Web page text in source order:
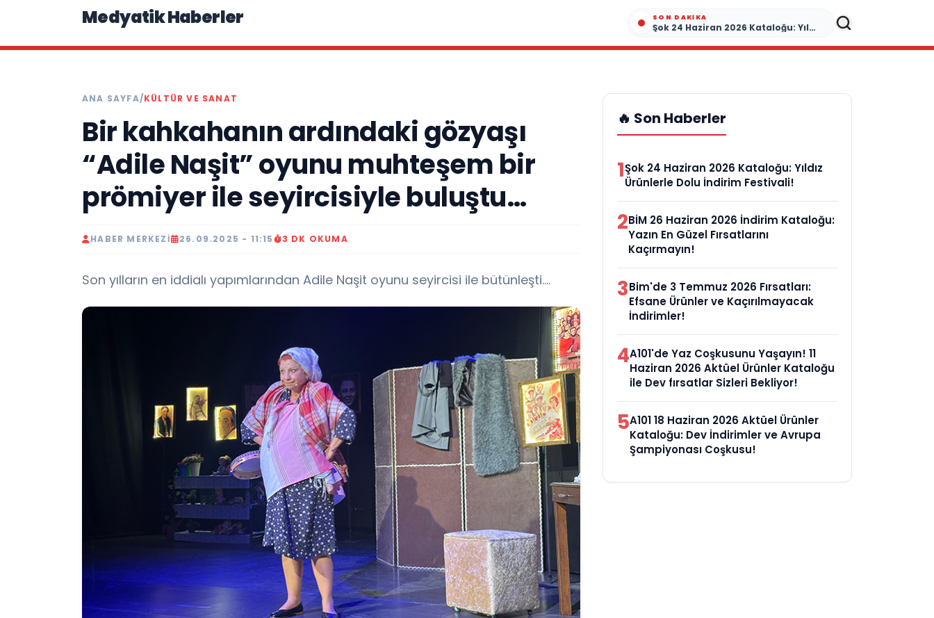
Medyatik Haberler SON DAKIKA
Şok 24 Haziran 2026 Kataloğu: Yıldız Ürünlerle Dolu İndirim Festivali!
ANA SAYFA/KÜLTÜR VE SANAT
Bir kahkahanın ardındaki gözyaşı
“Adile Naşit” oyunu muhteşem bir
prömiyer ile seyircisiyle buluştu…
HABER MERKEZI 26.09.2025 - 11:15 3 DK OKUMA
Son yılların en iddialı yapımlarından Adile Naşit oyunu seyircisi ile bütünleşti....
🔥 Son Haberler
1Şok 24 Haziran 2026 Kataloğu: Yıldız
Ürünlerle Dolu İndirim Festivali!
2BİM 26 Haziran 2026 İndirim Kataloğu:
Yazın En Güzel Fırsatlarını
Kaçırmayın!
3Bim'de 3 Temmuz 2026 Fırsatları:
Efsane Ürünler ve Kaçırılmayacak
İndirimler!
4A101'de Yaz Coşkusunu Yaşayın! 11
Haziran 2026 Aktüel Ürünler Kataloğu
ile Dev fırsatlar Sizleri Bekliyor!
5A101 18 Haziran 2026 Aktüel Ürünler
Kataloğu: Dev İndirimler ve Avrupa
Şampiyonası Coşkusu!